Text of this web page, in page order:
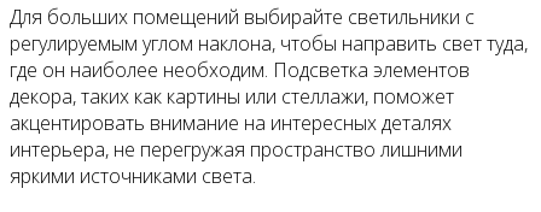
Для больших помещений выбирайте светильники с
регулируемым углом наклона, чтобы направить свет туда,
где он наиболее необходим. Подсветка элементов
декора, таких как картины или стеллажи, поможет
акцентировать внимание на интересных деталях
интерьера, не перегружая пространство лишними
яркими источниками света.